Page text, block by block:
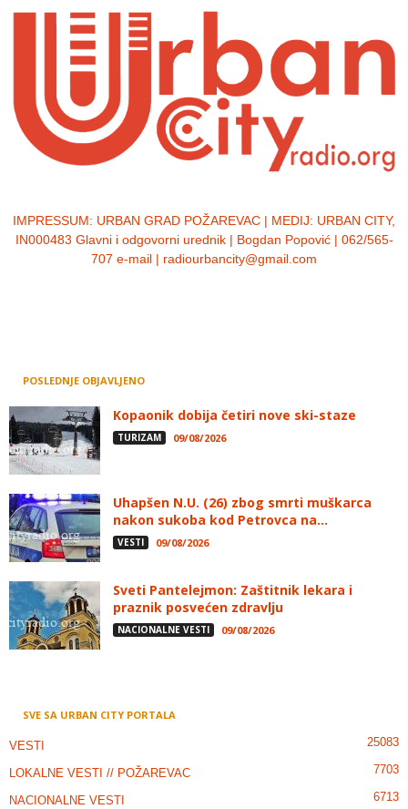
IMPRESSUM: URBAN GRAD POŽAREVAC | MEDIJ: URBAN CITY,
IN000483 Glavni i odgovorni urednik | Bogdan Popović | 062/565-
707 e-mail | radiourbancity@gmail.com
POSLEDNJE OBJAVLJENO
Kopaonik dobija četiri nove ski-staze
TURIZAM 09/08/2026
Uhapšen N.U. (26) zbog smrti muškarca
nakon sukoba kod Petrovca na...
VESTI 09/08/2026
Sveti Pantelejmon: Zaštitnik lekara i
praznik posvećen zdravlju
NACIONALNE VESTI 09/08/2026
SVE SA URBAN CITY PORTALA
VESTI 25083
LOKALNE VESTI // POŽAREVAC 7703
NACIONALNE VESTI 6713